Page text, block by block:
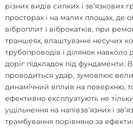
різних видів сипких і зв’язкових
просторах і на малих площах, де
віброплит і віброкатків, при
траншеях, влаштуванні несучих
трубопроводів і ділянок
доріг підкладок під фундаменти.
проводиться удар, зумовлює
динамічний вплив на поверхню,
ефективно експлуатують не тільки
ущільнення на напівзв’язних і
трамбування порівняно за